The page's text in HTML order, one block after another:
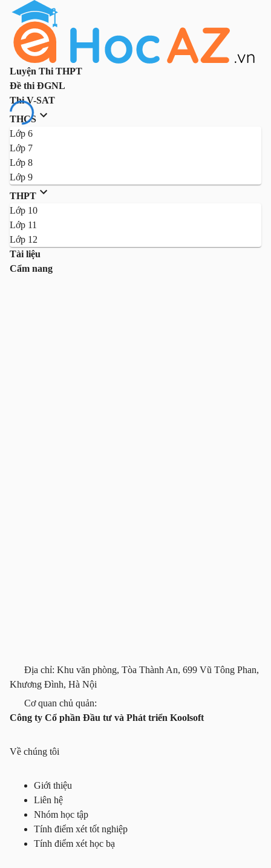
Luyện Thi THPT
Đề thi ĐGNL
Thi V-SAT
THCS
Lớp 6
Lớp 7
Lớp 8
Lớp 9
THPT
Lớp 10
Lớp 11
Lớp 12
Tài liệu
Cẩm nang
Địa chỉ: Khu văn phòng, Tòa Thành An, 699 Vũ Tông Phan,
Khương Đình, Hà Nội
Cơ quan chủ quản:
Công ty Cổ phần Đầu tư và Phát triển Koolsoft
Về chúng tôi
Giới thiệu
Liên hệ
Nhóm học tập
Tính điểm xét tốt nghiệp
Tính điểm xét học bạ